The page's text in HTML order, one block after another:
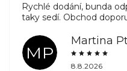
Rychlé dodání, bunda
taky sedí. Obchod
MP
Martina
8.8.2026